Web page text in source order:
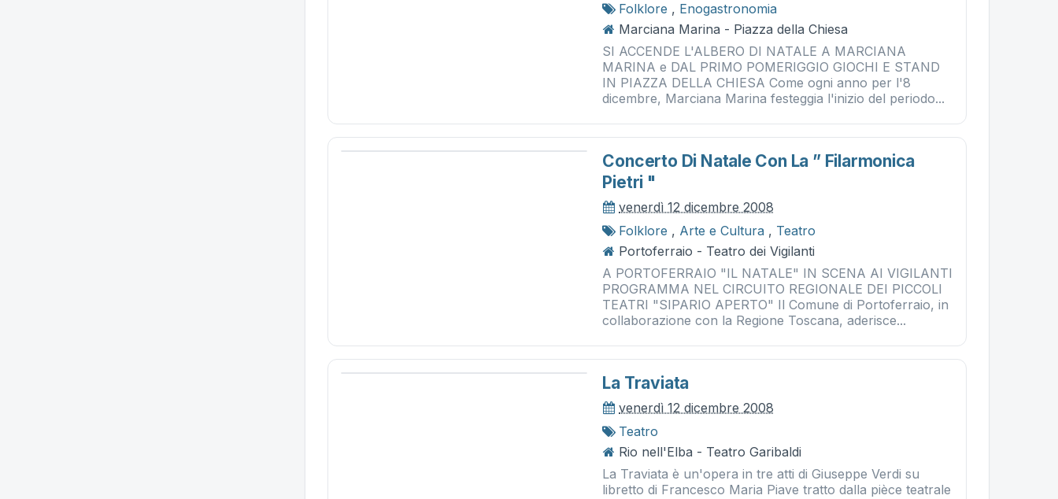
Folklore , Enogastronomia
Marciana Marina - Piazza della Chiesa
SI ACCENDE L'ALBERO DI NATALE A MARCIANA
MARINA e DAL PRIMO POMERIGGIO GIOCHI E STAND
IN PIAZZA DELLA CHIESA Come ogni anno per l'8
dicembre, Marciana Marina festeggia l'inizio del periodo...
Concerto Di Natale Con La ” Filarmonica
Pietri "
venerdì 12 dicembre 2008
Folklore , Arte e Cultura , Teatro
Portoferraio - Teatro dei Vigilanti
A PORTOFERRAIO "IL NATALE" IN SCENA AI VIGILANTI
PROGRAMMA NEL CIRCUITO REGIONALE DEI PICCOLI
TEATRI "SIPARIO APERTO" Il Comune di Portoferraio, in
collaborazione con la Regione Toscana, aderisce...
La Traviata
venerdì 12 dicembre 2008
Teatro
Rio nell'Elba - Teatro Garibaldi
La Traviata è un'opera in tre atti di Giuseppe Verdi su
libretto di Francesco Maria Piave tratto dalla pièce teatrale